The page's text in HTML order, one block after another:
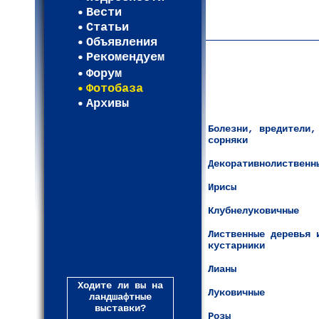
Вести
Статьи
Объявления
Рекомендуем
Форум
Фотобаза
Архивы
Ходите ли вы на
ландшафтные
выставки?
Болезни, вредители,
сорняки
Ирисы
Клубнелуковичные
Лиственные деревья
кустарники
Лианы
Луковичные
Розы